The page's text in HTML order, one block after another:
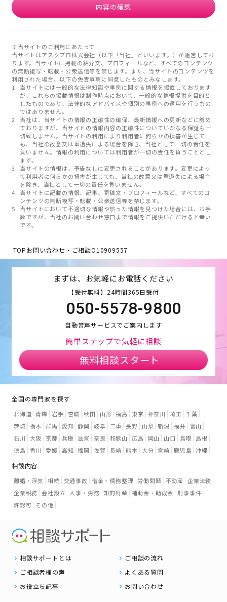
内容の確認
※当サイトのご利用にあたって
当サイトはアスクプロ株式会社（以下「当社」といいます。）が運営してお
ります。当サイトに掲載の紹介文、プロフィールなど、すべてのコンテンツ
の無断複写・転載・公衆送信等を禁じます。また、当サイトのコンテンツを
利用された場合、以下の免責事項に同意したものとみなします。
当サイトには一般的な法律知識や事例に関する情報を掲載しております
が、これらの掲載情報は制作時点において、一般的な情報提供を目的と
したものであり、法律的なアドバイスや個別の事例への適用を行うもの
ではありません。
当社は、当サイトの情報の正確性の確保、最新情報への更新などに努め
ておりますが、当サイトの情報内容の正確性についていかなる保証も一
切致しません。当サイトの利用により利用者に何らかの損害が生じて
も、当社の故意又は重過失による場合を除き、当社として一切の責任を
負いません。情報の利用については利用者が一切の責任を負うこととし
ます。
当サイトの情報は、予告なしに変更されることがあります。変更によっ
て利用者に何らかの損害が生じても、当社の故意又は重過失による場合
を除き、当社として一切の責任を負いません。
当サイトに記載の情報、記事、寄稿文・プロフィールなど、すべてのコ
ンテンツの無断複写・転載・公衆送信等を禁じます。
当サイトにおいて不適切な情報や誤った情報を見つけた場合には、お手
数ですが、当社のお問い合わせ窓口まで情報をご提供いただけると幸い
です。
TOPお問い合わせ・ご相談O10909557
まずは、お気軽にお電話ください
【受付無料】24時間365日受付
050-5578-9800
自動音声サービスでご案内します
簡単ステップで気軽に相談
無料相談スタート
全国の専門家を探す
北海道 青森 岩手 宮城 秋田 山形 福島 東京 神奈川 埼玉
千葉
茨城 栃木 群馬 愛知 静岡 岐阜 三重 長野 山梨 新潟 福井
富山
石川
大阪 京都 兵庫 滋賀 奈良 和歌山 広島 岡山 山口 鳥取
島根
徳島 香川 愛媛 高知 福岡 佐賀 長崎 熊本 大分 宮崎 鹿児島 沖縄
相談内容
離婚・浮気 相続 交通事故 借金・債務整理 労働問題 不動産 企業法務
企業税務 会社設立 人事・労務 知的財産 補助金・助成金 刑事事件
許認可 その他
相談サポートとは
ご相談の流れ
ご相談者様の声
よくある質問
お役立ち記事
お問い合わせ